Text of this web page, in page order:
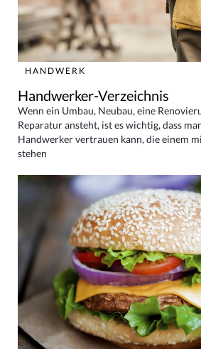
HANDWERK
Handwerker-Verzeichnis
Wenn ein Umbau, Neubau, eine
Reparatur ansteht, ist es wichtig, dass
Handwerker vertrauen kann, die einem
stehen